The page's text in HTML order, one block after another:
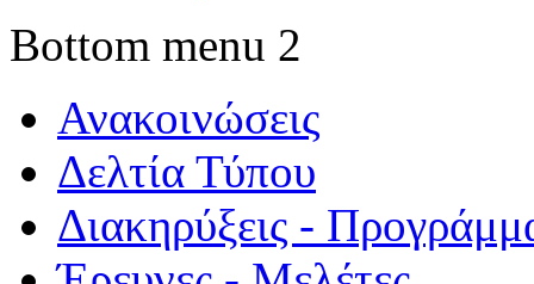
Bottom menu 2
Ανακοινώσεις
Δελτία Τύπου
Διακηρύξεις -